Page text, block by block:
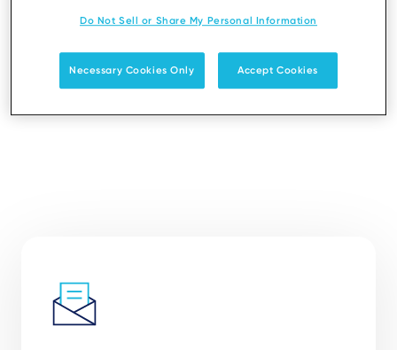
Do Not Sell or Share My Personal Information
Necessary Cookies Only Accept Cookies